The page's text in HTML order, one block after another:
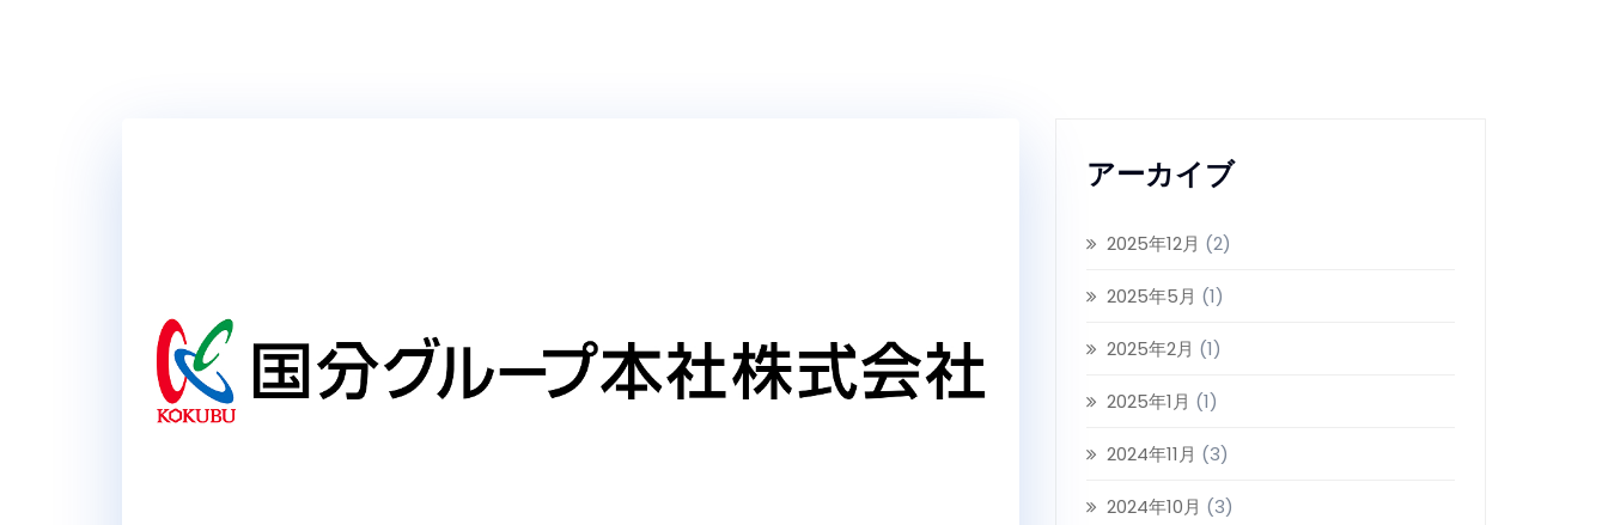
アーカイブ
2025年12月 (2)
2025年5月 (1)
2025年2月 (1)
2025年1月 (1)
2024年11月 (3)
2024年10月 (3)